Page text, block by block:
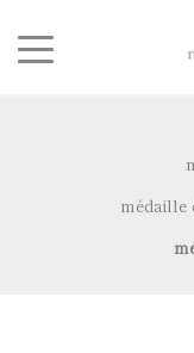
médaille